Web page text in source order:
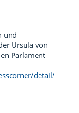
und
Ursula von
Parlament
detail/